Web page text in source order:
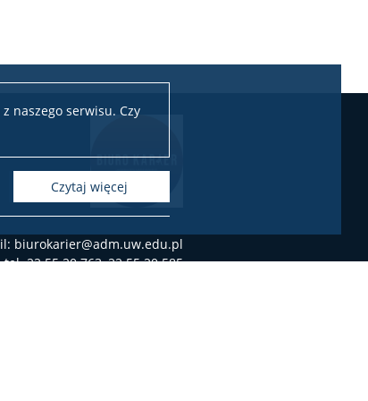
naszego serwisu. Czy
czytaj więcej
biurokarier@adm.uw.edu.pl
tel. 22 55 20 763, 22 55 20 585